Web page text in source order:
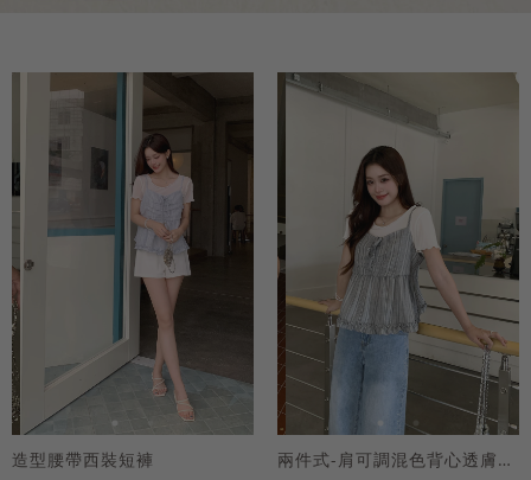
造型腰帶西裝短褲 兩件式-肩可調混色背心透膚上衣套組